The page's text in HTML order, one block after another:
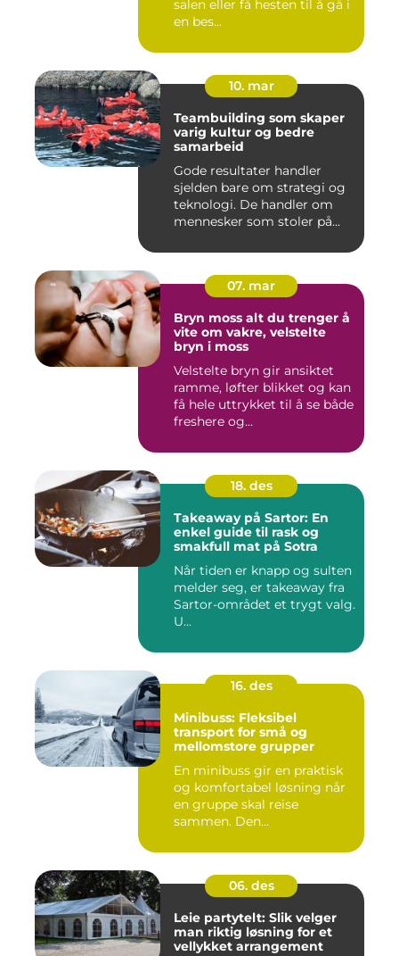
salen eller få hesten til å gå i
en bes...
10. mar
Teambuilding som skaper
varig kultur og bedre
samarbeid
Gode resultater handler
sjelden bare om strategi og
teknologi. De handler om
mennesker som stoler på...
07. mar
Bryn moss alt du trenger å
vite om vakre, velstelte
bryn i moss
Velstelte bryn gir ansiktet
ramme, løfter blikket og kan
få hele uttrykket til å se både
freshere og...
18. des
Takeaway på Sartor: En
enkel guide til rask og
smakfull mat på Sotra
Når tiden er knapp og sulten
melder seg, er takeaway fra
Sartor-området et trygt valg.
U...
16. des
Minibuss: Fleksibel
transport for små og
mellomstore grupper
En minibuss gir en praktisk
og komfortabel løsning når
en gruppe skal reise
sammen. Den...
06. des
Leie partytelt: Slik velger
man riktig løsning for et
vellykket arrangement